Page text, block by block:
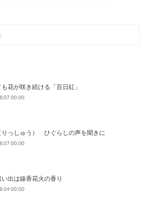
花が咲き続ける「百日紅」
00:00
りっしゅう） ひぐらしの声を聞きに
00:00
出は線香花火の香り
00:00